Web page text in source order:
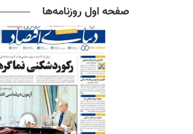
صفحه اول روزنامه‌ها